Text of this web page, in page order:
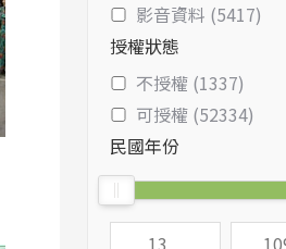
影音資料 (5417)
授權狀態
不授權 (1337)
可授權 (52334)
民國年份